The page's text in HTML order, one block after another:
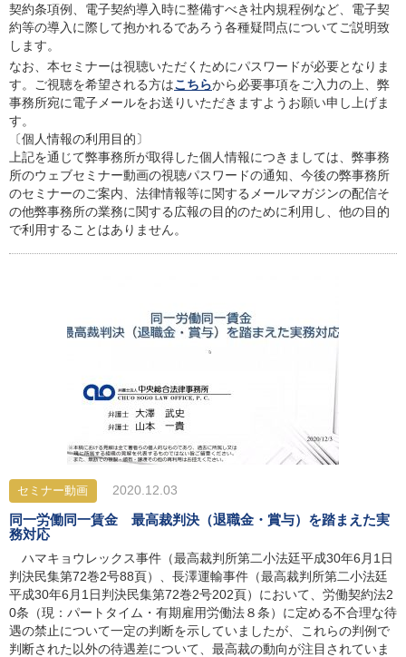
契約条項例、電子契約導入時に整備すべき社内規程例など、電子契
約等の導入に際して抱かれるであろう各種疑問点についてご説明致
します。
なお、本セミナーは視聴いただくためにパスワードが必要となりま
す。ご視聴を希望される方はこちらから必要事項をご入力の上、弊
事務所宛に電子メールをお送りいただきますようお願い申し上げま
す。
〔個人情報の利用目的〕
上記を通じて弊事務所が取得した個人情報につきましては、弊事務
所のウェブセミナー動画の視聴パスワードの通知、今後の弊事務所
のセミナーのご案内、法律情報等に関するメールマガジンの配信そ
の他弊事務所の業務に関する広報の目的のために利用し、他の目的
で利用することはありません。
セミナー動画 2020.12.03
同一労働同一賃金 最高裁判決（退職金・賞与）を踏まえた実
務対応
ハマキョウレックス事件（最高裁判所第二小法廷平成30年6月1日
判決民集第72巻2号88頁）、長澤運輸事件（最高裁判所第二小法廷
平成30年6月1日判決民集第72巻2号202頁）において、労働契約法2
0条（現：パートタイム・有期雇用労働法８条）に定める不合理な待
遇の禁止について一定の判断を示していましたが、これらの判例で
判断された以外の待遇差について、最高裁の動向が注目されていま